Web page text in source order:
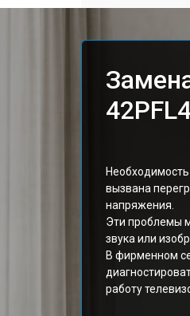
вызвана
напряжения.
Эти проблемы
звука или
В фирменном
работу